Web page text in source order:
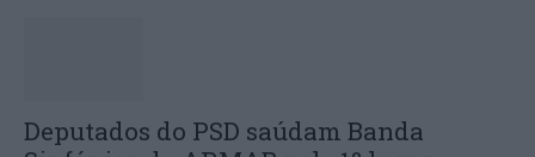
Deputados do PSD saúdam Banda